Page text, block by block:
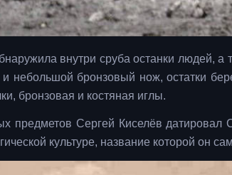
внутри сруба останки людей, а
небольшой бронзовый нож, остатки
бронзовая и костяная иглы.
предметов Сергей Киселёв
культуре, название которой он